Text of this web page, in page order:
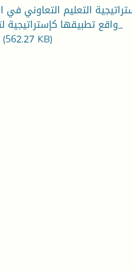
التعليم التعاوني في
_واقع تطبيقها كإستراتيجية
(562.27 KB)